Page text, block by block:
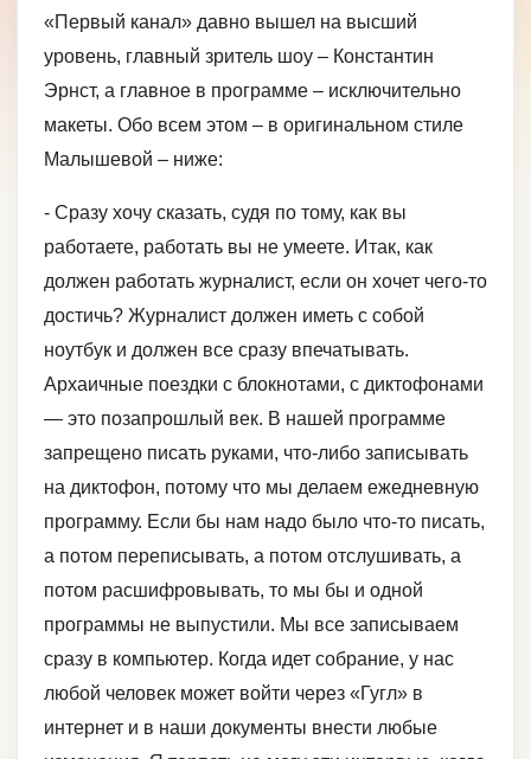
«Первый канал» давно вышел на высший
уровень, главный зритель шоу – Константин
Эрнст, а главное в программе – исключительно
макеты. Обо всем этом – в оригинальном стиле
Малышевой – ниже:
- Сразу хочу сказать, судя по тому, как вы
работаете, работать вы не умеете. Итак, как
должен работать журналист, если он хочет чего-то
достичь? Журналист должен иметь с собой
ноутбук и должен все сразу впечатывать.
Архаичные поездки с блокнотами, с диктофонами
— это позапрошлый век. В нашей программе
запрещено писать руками, что-либо записывать
на диктофон, потому что мы делаем ежедневную
программу. Если бы нам надо было что-то писать,
а потом переписывать, а потом отслушивать, а
потом расшифровывать, то мы бы и одной
программы не выпустили. Мы все записываем
сразу в компьютер. Когда идет собрание, у нас
любой человек может войти через «Гугл» в
интернет и в наши документы внести любые